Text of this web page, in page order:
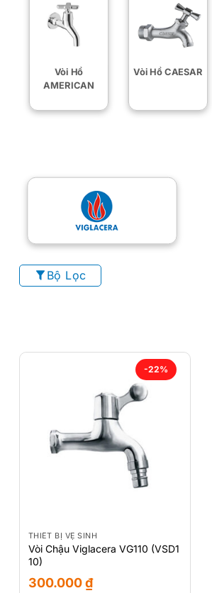
Vòi Hồ
AMERICAN
Vòi Hồ CAESAR
Bộ Lọc
-22%
THIẾT BỊ VỆ SINH
Vòi Chậu Viglacera VG110 (VSD1
10)
300.000₫